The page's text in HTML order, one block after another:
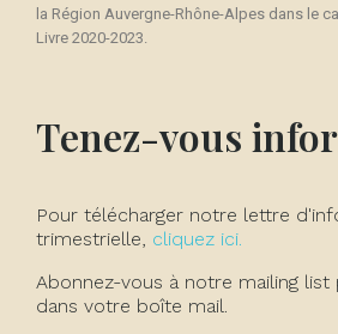
la Région Auvergne-Rhône-Alpes dans le
Livre 2020-2023.
Tenez-vous
Pour télécharger notre lettre
trimestrielle, cliquez ici.
Abonnez-vous à notre mailing
dans votre boîte mail.